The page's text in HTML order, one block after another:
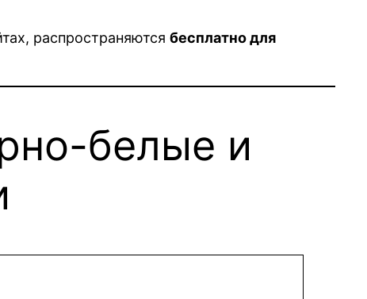
распространяются бесплатно для
белые и